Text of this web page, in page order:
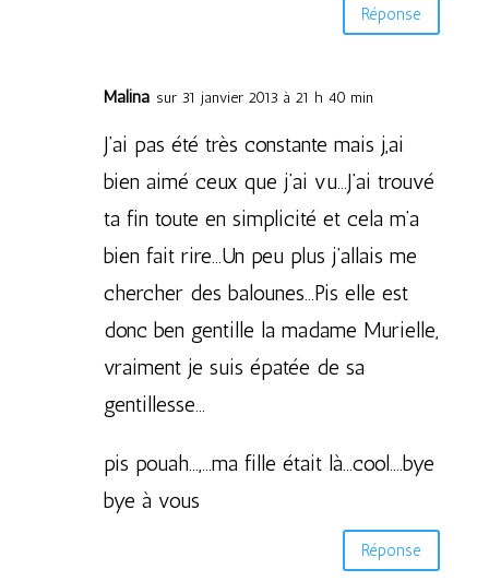
Réponse
Malina sur 31 janvier 2013 à 21 h 40 min
J’ai pas été très constante mais j,ai
bien aimé ceux que j’ai vu…J’ai trouvé
ta fin toute en simplicité et cela m’a
bien fait rire…Un peu plus j’allais me
chercher des balounes…Pis elle est
donc ben gentille la madame Murielle,
vraiment je suis épatée de sa
gentillesse…
pis pouah…,…ma fille était là…cool….bye
bye à vous
Réponse